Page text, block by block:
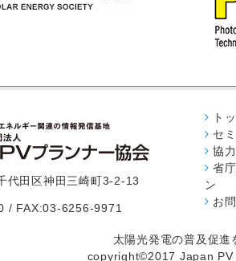
代田区神田三崎町3-2-13
/ FAX:03-6256-9971
ト
セ
協
省
ン
お
太陽光発電の普及促進
copyright©2017 Japan